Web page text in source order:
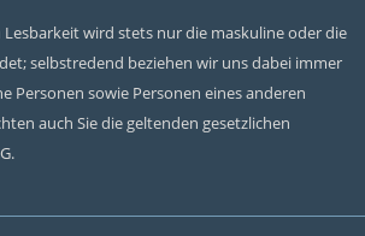
wird stets nur die maskuline oder die
selbstredend beziehen wir uns dabei immer
Personen sowie Personen eines anderen
auch Sie die geltenden gesetzlichen